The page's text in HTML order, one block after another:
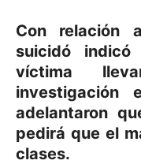
Con relación
suicidó
víctima
investigación
adelantaron
pedirá que el
clases.